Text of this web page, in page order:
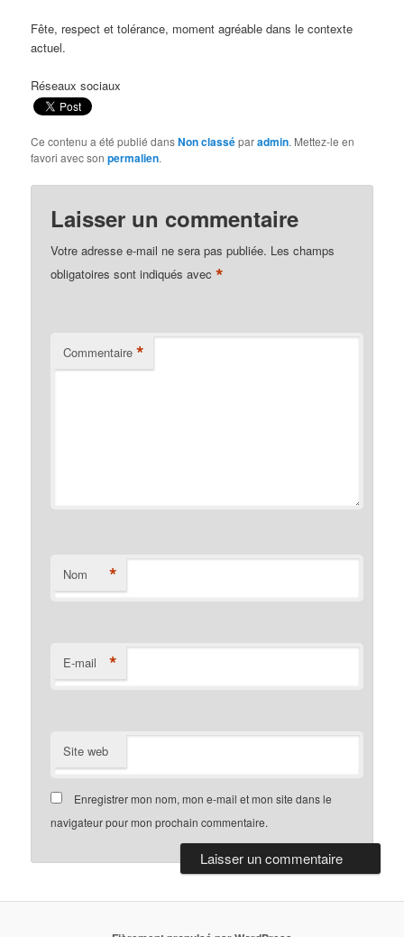
Fête, respect et tolérance, moment agréable dans le contexte
actuel.
Réseaux sociaux
Ce contenu a été publié dansNon classéparadmin. Mettez-le en
favori avec sonpermalien.
Laisser un commentaire
Votre adresse e-mail ne sera pas publiée. Les champs
obligatoires sont indiqués avec*
Commentaire *
Nom *
E-mail *
Site web
Enregistrer mon nom, mon e-mail et mon site dans le
navigateur pour mon prochain commentaire.